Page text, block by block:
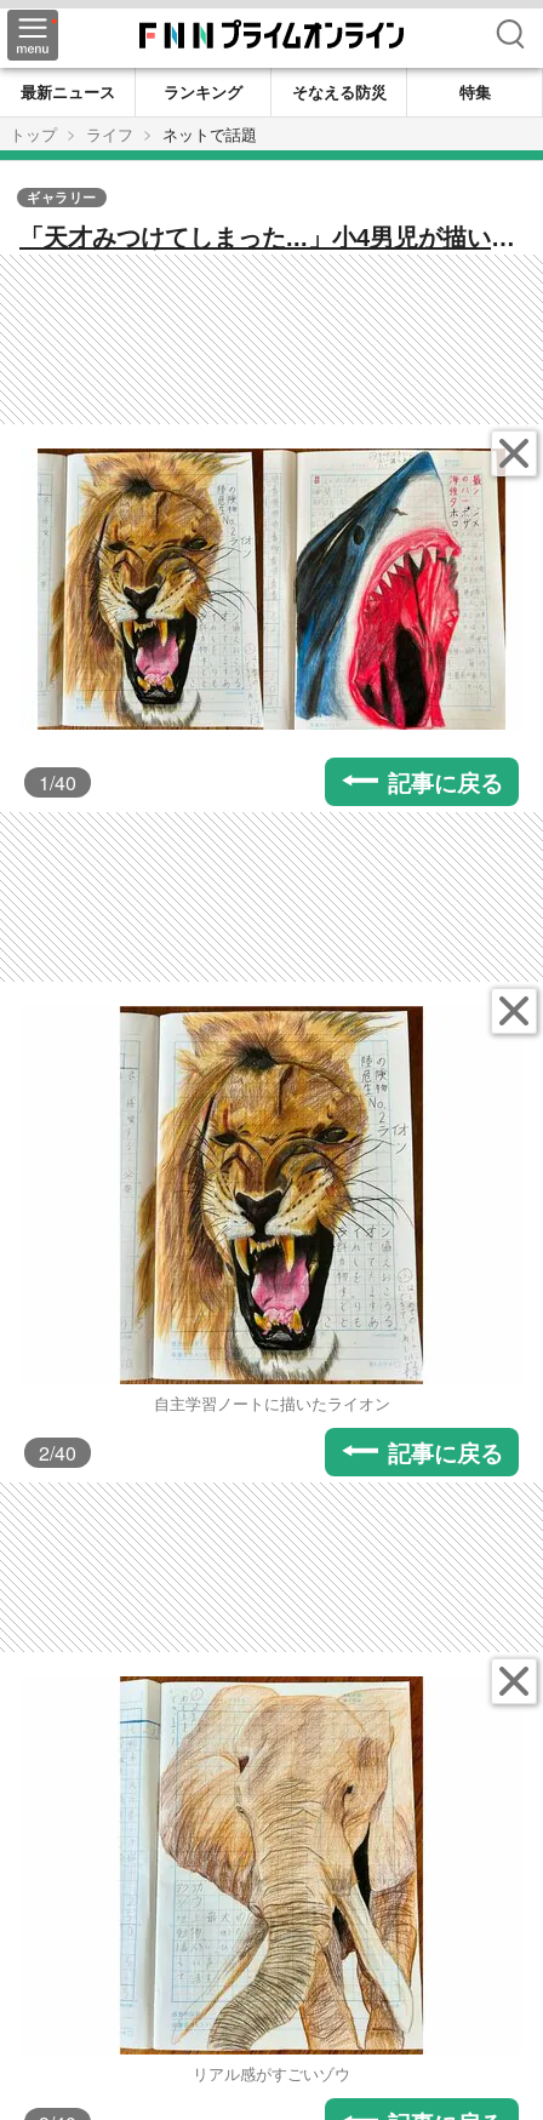
検索
最新ニュース ランキング そなえる防災
特集
トップ
ライフ ネットで話題
「天才みつけてしまった...」小4男児が描いた
動物がどれもリアル！お気に入りは？迫力あ
る作品をいろいろ見せてもらった
ギャラリー
1/40 記事に戻る
自主学習ノートに描いたライオン
2/40 記事に戻る
リアル感がすごいゾウ